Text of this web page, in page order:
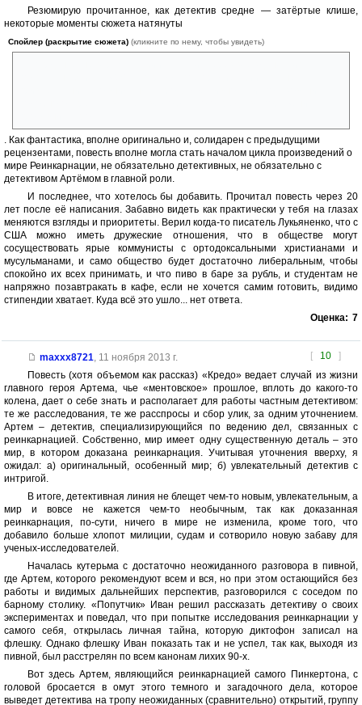
Резюмирую прочитанное, как детектив средне — затёртые клише,
некоторые моменты сюжета натянуты
Спойлер (раскрытие сюжета) (кликните по нему, чтобы увидеть)
. Как фантастика, вполне оригинально и, солидарен с предыдущими
рецензентами, повесть вполне могла стать началом цикла произведений о
мире Реинкарнации, не обязательно детективных, не обязательно с
детективом Артёмом в главной роли.
И последнее, что хотелось бы добавить. Прочитал повесть через 20
лет после её написания. Забавно видеть как практически у тебя на глазах
меняются взгляды и приоритеты. Верил когда-то писатель Лукьяненко, что с
США можно иметь дружеские отношения, что в обществе могут
сосуществовать ярые коммунисты с ортодоксальными христианами и
мусульманами, и само общество будет достаточно либеральным, чтобы
спокойно их всех принимать, и что пиво в баре за рубль, и студентам не
напряжно позавтракать в кафе, если не хочется самим готовить, видимо
стипендии хватает. Куда всё это ушло... нет ответа.
Оценка: 7
[ 10 ]
maxxx8721, 11 ноября 2013 г.
Повесть (хотя объемом как рассказ) «Кредо» ведает случай из жизни
главного героя Артема, чье «ментовское» прошлое, вплоть до какого-то
колена, дает о себе знать и располагает для работы частным детективом:
те же расследования, те же расспросы и сбор улик, за одним уточнением.
Артем – детектив, специализирующийся по ведению дел, связанных с
реинкарнацией. Собственно, мир имеет одну существенную деталь – это
мир, в котором доказана реинкарнация. Учитывая уточнения вверху, я
ожидал: а) оригинальный, особенный мир; б) увлекательный детектив с
интригой.
В итоге, детективная линия не блещет чем-то новым, увлекательным, а
мир и вовсе не кажется чем-то необычным, так как доказанная
реинкарнация, по-сути, ничего в мире не изменила, кроме того, что
добавило больше хлопот милиции, судам и сотворило новую забаву для
ученых-исследователей.
Началась кутерьма с достаточно неожиданного разговора в пивной,
где Артем, которого рекомендуют всем и вся, но при этом остающийся без
работы и видимых дальнейших перспектив, разговорился с соседом по
барному столику. «Попутчик» Иван решил рассказать детективу о своих
экспериментах и поведал, что при попытке исследования реинкарнации у
самого себя, открылась личная тайна, которую диктофон записал на
флешку. Однако флешку Иван показать так и не успел, так как, выходя из
пивной, был расстрелян по всем канонам лихих 90-х.
Вот здесь Артем, являющийся реинкарнацией самого Пинкертона, с
головой бросается в омут этого темного и загадочного дела, которое
выведет детектива на тропу неожиданных (сравнительно) открытий, группу